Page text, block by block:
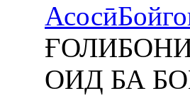
Асосӣ
ОИД БА